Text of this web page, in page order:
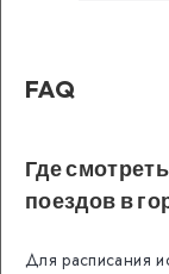
FAQ
Где
поездов в
Для расписания